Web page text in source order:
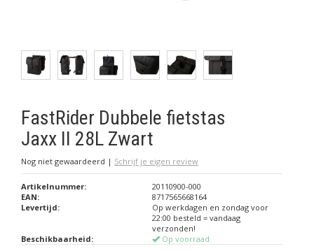
FastRider Dubbele fietstas
Jaxx II 28L Zwart
Nog niet gewaardeerd | Schrijf je eigen review
Artikelnummer:
20110900-000
EAN:
8717565668164
Levertijd:
Op werkdagen en zondag voor
22:00 besteld = vandaag
verzonden!
Beschikbaarheid:
Op voorraad